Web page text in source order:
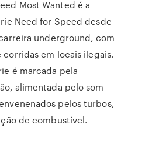
Most Wanted é a
Need for Speed desde
underground, com
em locais ilegais.
é marcada pela
alimentada pelo som
pelos turbos,
de combustível.